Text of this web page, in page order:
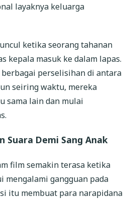
layaknya keluarga
ketika seorang tahanan
kepala masuk ke dalam lapas.
perselisihan di antara
seiring waktu, mereka
sama lain dan mulai
Suara Demi Sang Anak
film semakin terasa ketika
mengalami gangguan pada
itu membuat para narapidana